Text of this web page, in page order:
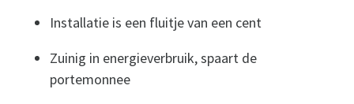
Installatie is een fluitje van een cent
Zuinig in energieverbruik, spaart de
portemonnee